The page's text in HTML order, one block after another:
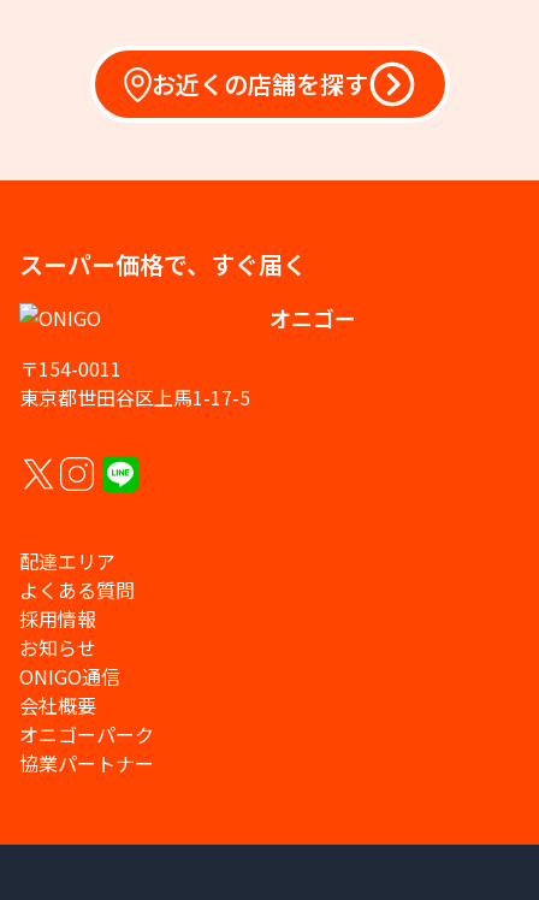
お近くの店舗を探す
スーパー価格で、すぐ届く
オニゴー
〒154-0011
東京都世田谷区上馬1-17-5
配達エリア
よくある質問
採用情報
お知らせ
ONIGO通信
会社概要
オニゴーパーク
協業パートナー